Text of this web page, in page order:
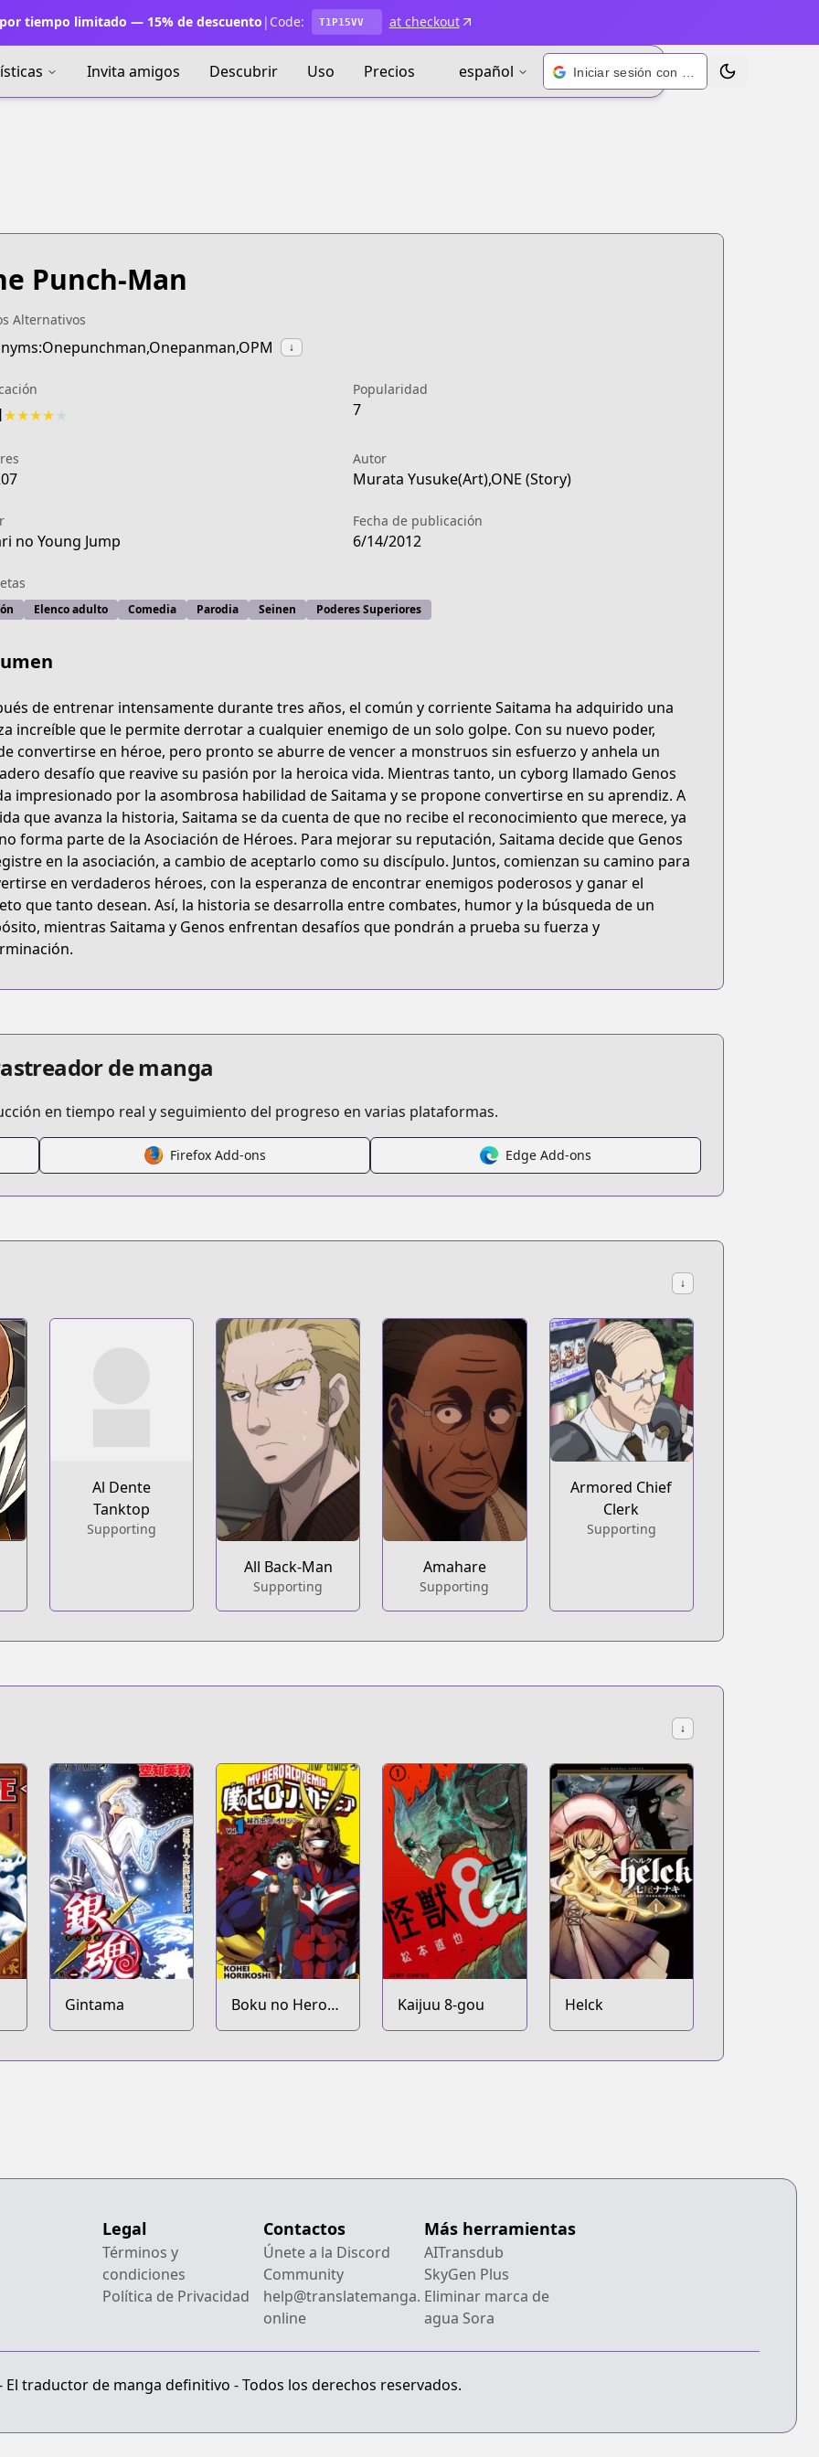
tiempo limitado — 15% de descuento | Code: T1P15VV at checkout
Invita amigos Descubrir Uso Precios español Alternar tema
4c8d-8f23-f1f3f8e129f3
punch-man
www.cdjapan.co.jp/product/NEOBK-2564289
one-punch-man
Punch-Man
Alternativos
↓
★★★★
Popularidad
7
Autor
Murata Yusuke(Art),ONE (Story)
no Young Jump
Fecha de publicación
6/14/2012
Elenco adulto Comedia Parodia Seinen Poderes Superiores
de entrenar intensamente durante tres años, el común y corriente Saitama ha adquirido una
increíble que le permite derrotar a cualquier enemigo de un solo golpe. Con su nuevo poder,
convertirse en héroe, pero pronto se aburre de vencer a monstruos sin esfuerzo y anhela un
desafío que reavive su pasión por la heroica vida. Mientras tanto, un cyborg llamado Genos
impresionado por la asombrosa habilidad de Saitama y se propone convertirse en su aprendiz. A
que avanza la historia, Saitama se da cuenta de que no recibe el reconocimiento que merece, ya
forma parte de la Asociación de Héroes. Para mejorar su reputación, Saitama decide que Genos
en la asociación, a cambio de aceptarlo como su discípulo. Juntos, comienzan su camino para
en verdaderos héroes, con la esperanza de encontrar enemigos poderosos y ganar el
que tanto desean. Así, la historia se desarrolla entre combates, humor y la búsqueda de un
mientras Saitama y Genos enfrentan desafíos que pondrán a prueba su fuerza y
de manga
en tiempo real y seguimiento del progreso en varias plataformas.
Firefox Add-ons Edge Add-ons
↓
Al Dente
Tanktop
Supporting
All Back-Man
Supporting
Amahare
Supporting
Armored Chief
Clerk
Supporting
↓
Gintama
Boku no Hero
Academia
Kaijuu 8-gou Helck
Legal
Términos y
condiciones
Política de Privacidad
Contactos
Únete a la Discord
Community
help@translatemanga.
online
Más herramientas
AITransdub
SkyGen Plus
Eliminar marca de
agua Sora
traductor de manga definitivo - Todos los derechos reservados.